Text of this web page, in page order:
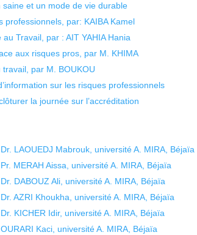
et un mode de vie durable
professionnels, par: KAIBA Kamel
Travail, par : AIT YAHIA Hania
aux risques pros, par M. KHIMA
par M. BOUKOU
sur les risques professionnels
la journée sur l’accréditation
LAOUEDJ Mabrouk, université A. MIRA, Béjaïa
MERAH Aissa, université A. MIRA, Béjaïa
DABOUZ Ali, université A. MIRA, Béjaïa
AZRI Khoukha, université A. MIRA, Béjaïa
KICHER Idir, université A. MIRA, Béjaïa
Kaci, université A. MIRA, Béjaïa